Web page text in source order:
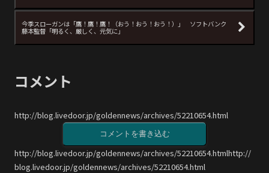
今季スローガンは「鷹！鷹！鷹！（おう！おう！おう！）」 ソフトバンク
藤本監督「明るく、厳しく、元気に」
コメント
http://blog.livedoor.jp/goldennews/archives/52210654.html
コメントを書き込む
http://blog.livedoor.jp/goldennews/archives/52210654.htmlhttp://
blog.livedoor.jp/goldennews/archives/52210654.html